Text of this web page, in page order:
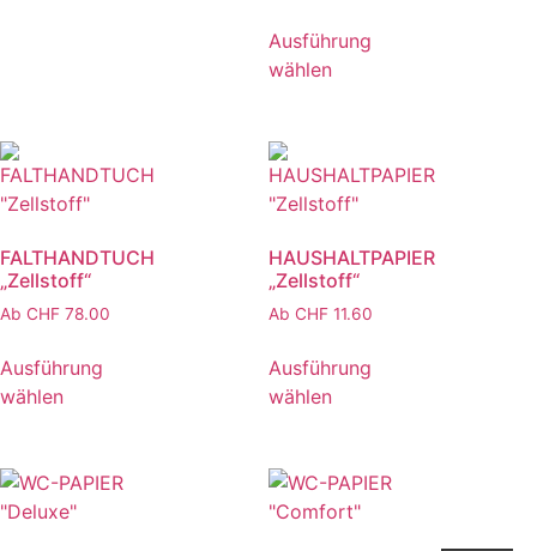
Haushaltspapier
Frühling
Herbst
Ausführung
wählen
FALTHANDTUCH
„Zellstoff“
Ab CHF 78.00
Ausführung
wählen
HAUSHALTPAPIER
„Zellstoff“
Ab CHF 11.60
Ausführung
wählen